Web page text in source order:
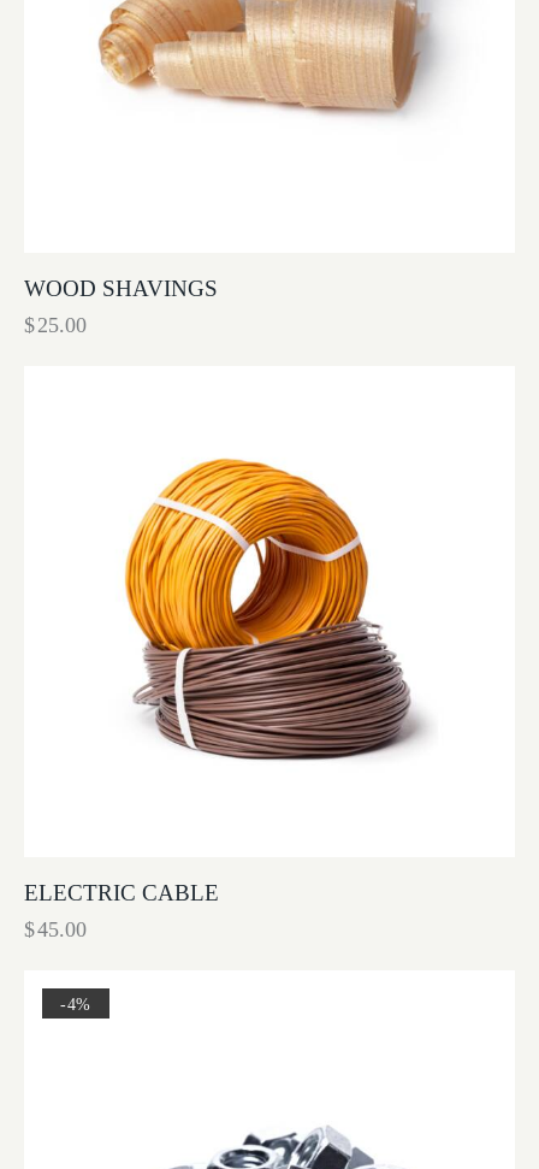
WOOD SHAVINGS
$25.00
ELECTRIC CABLE
$45.00
-4%